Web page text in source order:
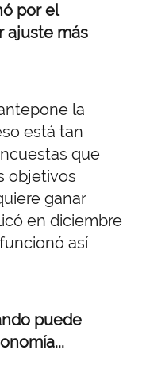
por el
ajuste más
la
está tan
que
objetivos
ganar
en diciembre
así
puede